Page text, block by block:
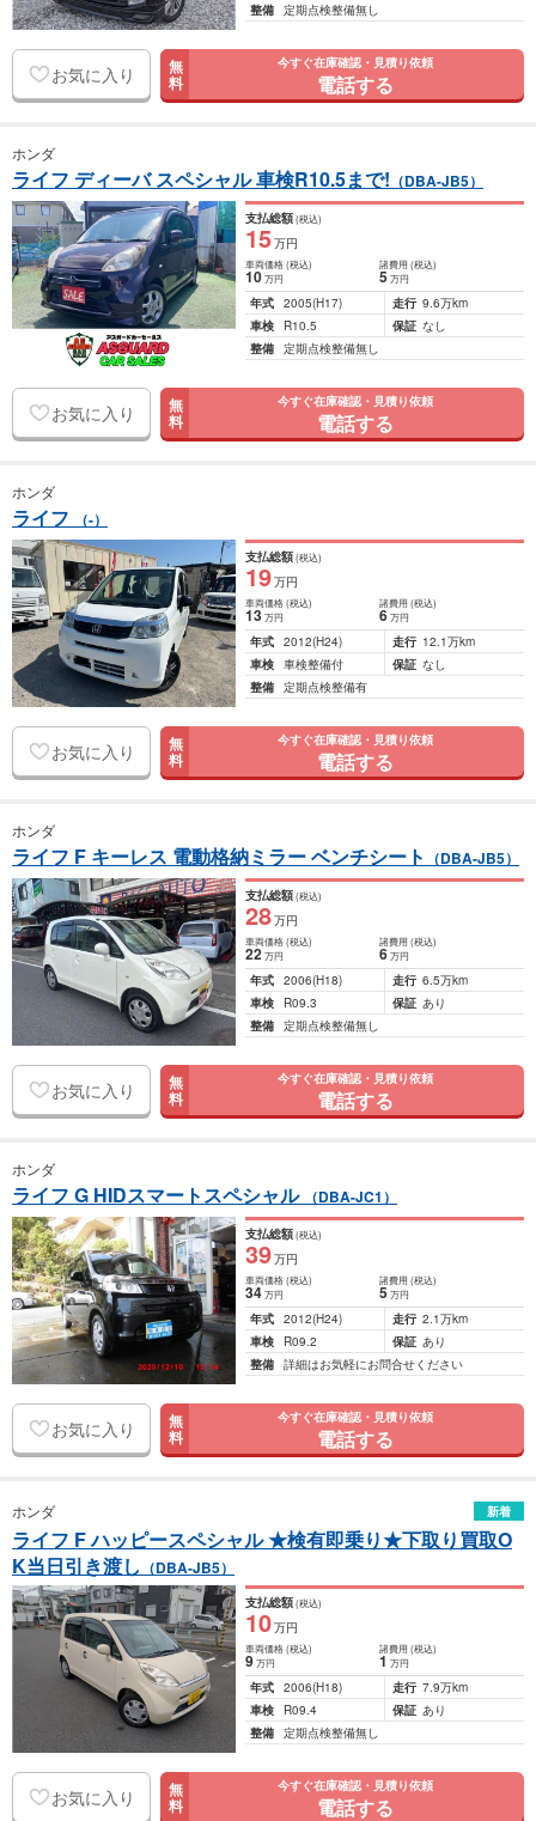
整備 定期点検整備無し
お気に入り 無
料
今すぐ在庫確認・見積り依頼
電話する
ホンダ
ライフ ディーバ スペシャル 車検R10.5まで! （DBA-JB5）
支払総額(税込)
15万円
車両価格(税込)
10万円
諸費用 (税込)
5 万円
年式 2005(H17) 走行 9.6万km
車検
R10.5 保証 なし
整備 定期点検整備無し
お気に入り 無
料
今すぐ在庫確認・見積り依頼
電話する
ホンダ
ライフ （-）
支払総額(税込)
19万円
車両価格(税込)
13万円
諸費用 (税込)
6 万円
年式 2012(H24) 走行 12.1万km
車検 車検整備付 保証 なし
整備 定期点検整備有
お気に入り 無
料
今すぐ在庫確認・見積り依頼
電話する
ホンダ
ライフ F キーレス 電動格納ミラー ベンチシート （DBA-JB5）
支払総額(税込)
28万円
車両価格(税込)
22万円
諸費用 (税込)
6 万円
年式 2006(H18) 走行 6.5万km
車検
R09.3 保証 あり
整備 定期点検整備無し
お気に入り 無
料
今すぐ在庫確認・見積り依頼
電話する
ホンダ
ライフ G HIDスマートスペシャル （DBA-JC1）
支払総額(税込)
39万円
車両価格(税込)
34万円
諸費用 (税込)
5 万円
年式 2012(H24) 走行 2.1万km
車検
R09.2 保証 あり
整備 詳細はお気軽にお問合せください
お気に入り 無
料
今すぐ在庫確認・見積り依頼
電話する
ホンダ 新着
ライフ F ハッピースペシャル ★検有即乗り★下取り買取O
K当日引き渡し （DBA-JB5）
支払総額(税込)
10万円
車両価格(税込)
9万円
諸費用 (税込)
1 万円
年式 2006(H18) 走行 7.9万km
車検
R09.4 保証 あり
整備 定期点検整備無し
お気に入り 無
料
今すぐ在庫確認・見積り依頼
電話する